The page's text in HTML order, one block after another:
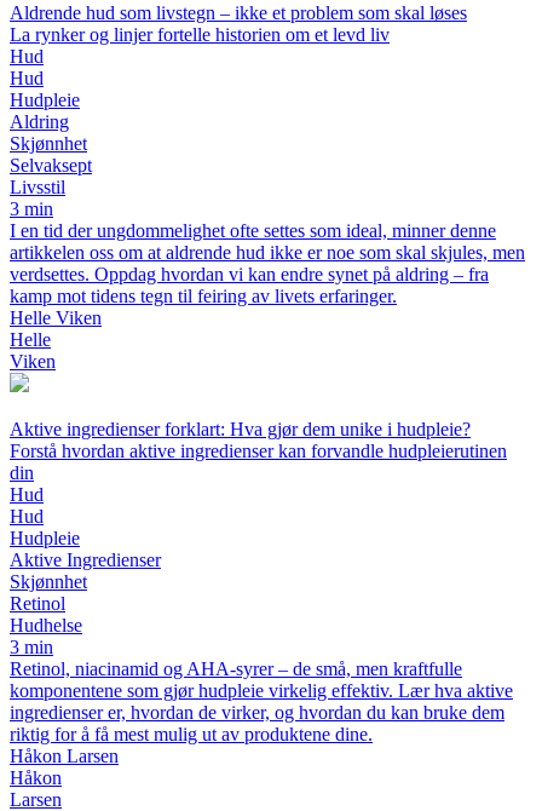
Aldrende hud som livstegn – ikke et problem som skal løses
La rynker og linjer fortelle historien om et levd liv
Hud
Hud
Hudpleie
Aldring
Skjønnhet
Selvaksept
Livsstil
3 min
I en tid der ungdommelighet ofte settes som ideal, minner denne
artikkelen oss om at aldrende hud ikke er noe som skal skjules, men
verdsettes. Oppdag hvordan vi kan endre synet på aldring – fra
kamp mot tidens tegn til feiring av livets erfaringer.
Helle Viken
Helle
Viken
Aktive ingredienser forklart: Hva gjør dem unike i hudpleie?
Forstå hvordan aktive ingredienser kan forvandle hudpleierutinen
din
Hud
Hud
Hudpleie
Aktive Ingredienser
Skjønnhet
Retinol
Hudhelse
3 min
Retinol, niacinamid og AHA-syrer – de små, men kraftfulle
komponentene som gjør hudpleie virkelig effektiv. Lær hva aktive
ingredienser er, hvordan de virker, og hvordan du kan bruke dem
riktig for å få mest mulig ut av produktene dine.
Håkon Larsen
Håkon
Larsen